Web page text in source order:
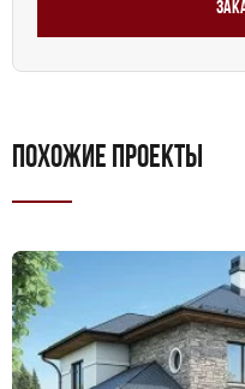
наслаждаться жизнью
ПОХОЖИЕ ПРОЕКТЫ